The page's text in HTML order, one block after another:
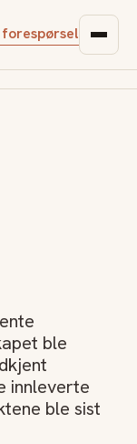
ble
innleverte
ble sist